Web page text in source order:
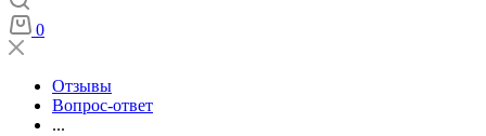
0
Отзывы
Вопрос-ответ
...